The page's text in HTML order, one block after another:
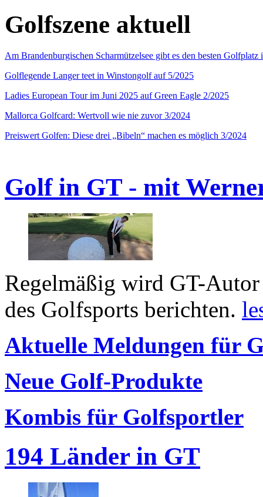
Golfszene aktuell
Am Brandenburgischen Scharmützelsee gibt es den besten
Golflegende Langer teet in Winstongolf auf 5/2025
Ladies European Tour im Juni 2025 auf Green Eagle 2/2025
Mallorca Golfcard: Wertvoll wie nie zuvor 3/2024
Preiswert Golfen: Diese drei „Bibeln“ machen es möglich 3/2024
Golf in GT - mit
Regelmäßig wird GT-
des Golfsports berichten.
Aktuelle Meldungen für
Neue Golf-Produkte
Kombis für Golfsportler
194 Länder in GT